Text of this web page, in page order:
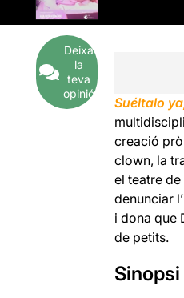
Deixa
la
teva
opinió
Suéltalo
creació
clown, la
el teatre
denunciar
i dona que
de petits.
Sinopsi